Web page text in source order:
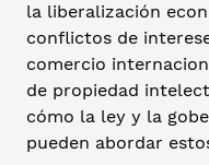
la liberalización
conflictos de
comercio
de propiedad
cómo la ley y la
pueden abordar